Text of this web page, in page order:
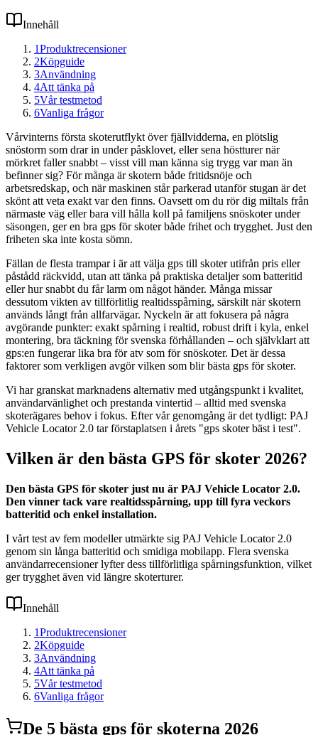
Innehåll
1Produktrecensioner
2Köpguide
3Användning
4Att tänka på
5Vår testmetod
6Vanliga frågor
Vårvinterns första skoterutflykt över fjällvidderna, en plötslig
snöstorm som drar in under påsklovet, eller sena höstturer när
mörkret faller snabbt – visst vill man känna sig trygg var man än
befinner sig? För många är skotern både fritidsnöje och
arbetsredskap, och när maskinen står parkerad utanför stugan är det
skönt att veta exakt var den finns. Oavsett om du rör dig miltals från
närmaste väg eller bara vill hålla koll på familjens snöskoter under
säsongen, ger en bra gps för skoter både frihet och trygghet. Just den
friheten ska inte kosta sömn.
Fällan de flesta trampar i är att välja gps till skoter utifrån pris eller
påstådd räckvidd, utan att tänka på praktiska detaljer som batteritid
eller hur snabbt du får larm om något händer. Många missar
dessutom vikten av tillförlitlig realtidsspårning, särskilt när skotern
används långt från allfarvägar. Nyckeln är att fokusera på några
avgörande punkter: exakt spårning i realtid, robust drift i kyla, enkel
montering, bra täckning för svenska förhållanden – och självklart att
gps:en fungerar lika bra för atv som för snöskoter. Det är dessa
faktorer som verkligen avgör vilken som blir bästa gps för skoter.
Vi har granskat marknadens alternativ med utgångspunkt i kvalitet,
användarvänlighet och prestanda vintertid – alltid med svenska
skoterägares behov i fokus. Efter vår genomgång är det tydligt: PAJ
Vehicle Locator 2.0 tar förstaplatsen i årets "gps skoter bäst i test".
Vilken är den bästa GPS för skoter 2026?
Den bästa GPS för skoter just nu är PAJ Vehicle Locator 2.0.
Den vinner tack vare realtidsspårning, upp till fyra veckors
batteritid och enkel installation.
I vårt test av fem modeller utmärkte sig PAJ Vehicle Locator 2.0
genom sin långa batteritid och smidiga mobilapp. Flera svenska
användarrecensioner lyfter dess tillförlitliga spårningsfunktion, vilket
ger trygghet även vid längre skoterturer.
Innehåll
1Produktrecensioner
2Köpguide
3Användning
4Att tänka på
5Vår testmetod
6Vanliga frågor
De 5 bästa gps för skoterna 2026